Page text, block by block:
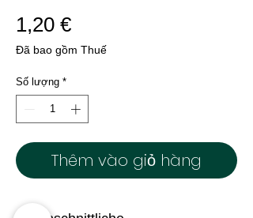
1,20 €Giá
Đã bao gồm Thuế
Số lượng *
Thêm vào giỏ hàng